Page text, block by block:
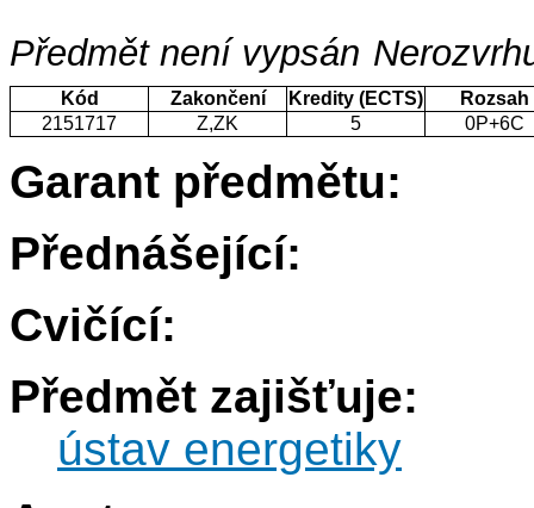
Předmět není vypsán
Kód Zakončení Kredity (ECTS)
Rozsah
2151717
Z,ZK 5 0P+6C
Garant předmětu:
Přednášející:
Cvičící:
Předmět zajišťuje:
ústav energetiky